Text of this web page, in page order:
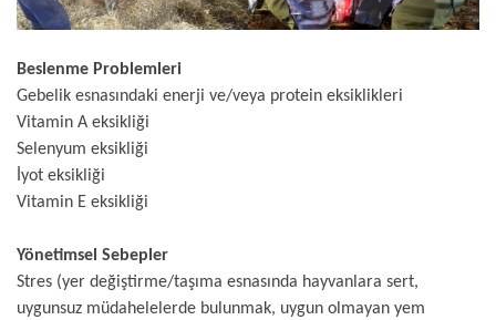
Beslenme Problemleri
Gebelik esnasındaki enerji ve/veya protein eksiklikleri
Vitamin A eksikliği
Selenyum eksikliği
İyot eksikliği
Vitamin E eksikliği
Yönetimsel Sebepler
Stres (yer değiştirme/taşıma esnasında hayvanlara sert,
uygunsuz müdahelelerde bulunmak, uygun olmayan yem